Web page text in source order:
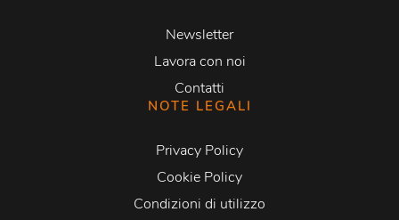
Newsletter
Lavora con noi
Contatti
NOTE LEGALI
Privacy Policy
Cookie Policy
Condizioni di utilizzo